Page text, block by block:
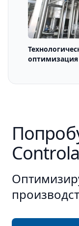
оптимизация